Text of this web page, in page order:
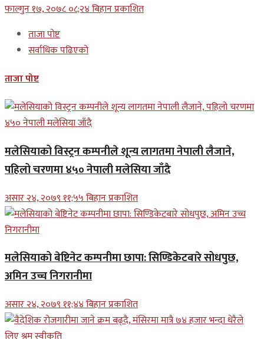
फाल्गुन १७, २०७८ ०८;२४ बिहान प्रकाशित
ताजा पोष्ट
सर्वाधिक पढिएको
ताजा पोष्ट
मलेसियाको विस्ट्रन कम्पनीले शून्य लागतमा नेपाली लैजाने,
पहिलो चरणमा ४५० नेपाली मलेसिया जाँदै
असार २४, २०७९ ११;५५ बिहान प्रकाशित
मलेसियाको बेष्टिनेट कम्पनीमा छापा: सिण्डिकेटबारे सोधपुछ,
अमिन उच्च निगरानीमा
असार २४, २०७९ ११;४४ बिहान प्रकाशित